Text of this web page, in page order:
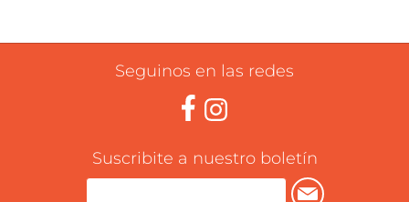
Seguinos en las redes
Suscribite a nuestro boletín